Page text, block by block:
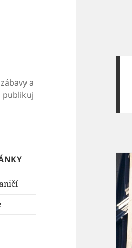
a
publikuj